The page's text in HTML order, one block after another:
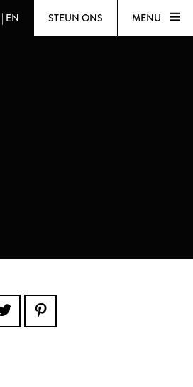
| EN STEUN ONS MENU